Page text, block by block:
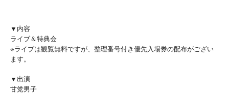
▼内容
ライブ＆特典会
※ライブは観覧無料ですが、整理番号付き優先入場券の配布がござい
ます。
▼出演
甘党男子